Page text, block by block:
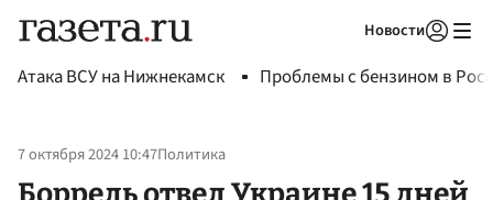
Новости
Атака ВСУ на Нижнекамск Проблемы с бензином в
7 октября 2024 10:47Политика